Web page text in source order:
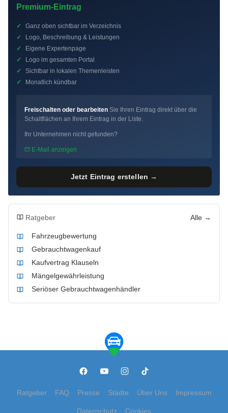
Premium-Eintrag
✓
Ganz oben sichtbar im Verzeichnis
✓
Logo, Beschreibung & Leistungen
✓
Eigene Expertenpage
✓
Logo im gesamten Portal
✓
Sichtbar in lokalen Themenleisten
✓
Monatlich kündbar
Freischalten oder bearbeiten Sie Ihren Eintrag direkt über die
Schaltflächen an Ihrem Eintrag in der Liste.
Ihr Unternehmen nicht gefunden?
E-Mail anzeigen
Jetzt Eintrag erstellen →
Ratgeber Alle →
Fahrzeugbewertung
Gebrauchtwagenkauf
Kaufvertrag Klauseln
Mängelgewährleistung
Seriöser Gebrauchtwagenhändler
Ratgeber FAQ Presse Städte Über Uns Impressum
Datenschutz Cookies